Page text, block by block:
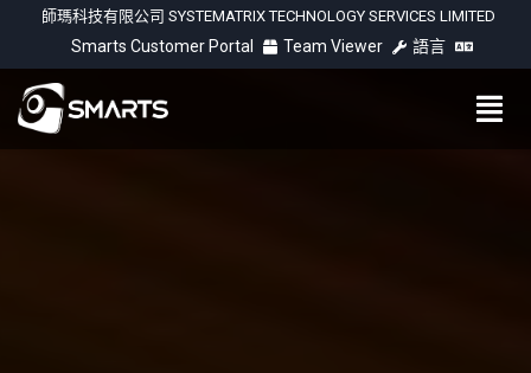
師瑪科技有限公司 SYSTEMATRIX TECHNOLOGY SERVICES LIMITED
Smarts Customer Portal Team Viewer 語言